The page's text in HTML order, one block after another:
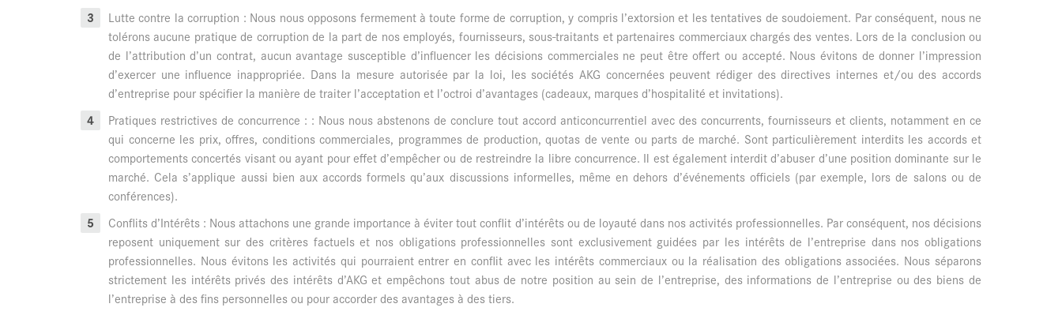
Lutte contre la corruption : Nous nous opposons fermement à toute forme de corruption, y compris l’extorsion et les tentatives de soudoiement. Par conséquent, nous ne
tolérons aucune pratique de corruption de la part de nos employés, fournisseurs, sous-traitants et partenaires commerciaux chargés des ventes. Lors de la conclusion ou
de l’attribution d’un contrat, aucun avantage susceptible d’influencer les décisions commerciales ne peut être offert ou accepté. Nous évitons de donner l’impression
d’exercer une influence inappropriée. Dans la mesure autorisée par la loi, les sociétés AKG concernées peuvent rédiger des directives internes et/ou des accords
d’entreprise pour spécifier la manière de traiter l’acceptation et l’octroi d’avantages (cadeaux, marques d’hospitalité et invitations).
Pratiques restrictives de concurrence : : Nous nous abstenons de conclure tout accord anticoncurrentiel avec des concurrents, fournisseurs et clients, notamment en ce
qui concerne les prix, offres, conditions commerciales, programmes de production, quotas de vente ou parts de marché. Sont particulièrement interdits les accords et
comportements concertés visant ou ayant pour effet d’empêcher ou de restreindre la libre concurrence. Il est également interdit d’abuser d’une position dominante sur le
marché. Cela s’applique aussi bien aux accords formels qu’aux discussions informelles, même en dehors d’événements officiels (par exemple, lors de salons ou de
conférences).
Conflits d’Intérêts : Nous attachons une grande importance à éviter tout conflit d’intérêts ou de loyauté dans nos activités professionnelles. Par conséquent, nos décisions
reposent uniquement sur des critères factuels et nos obligations professionnelles sont exclusivement guidées par les intérêts de l’entreprise dans nos obligations
professionnelles. Nous évitons les activités qui pourraient entrer en conflit avec les intérêts commerciaux ou la réalisation des obligations associées. Nous séparons
strictement les intérêts privés des intérêts d’AKG et empêchons tout abus de notre position au sein de l’entreprise, des informations de l’entreprise ou des biens de
l’entreprise à des fins personnelles ou pour accorder des avantages à des tiers.